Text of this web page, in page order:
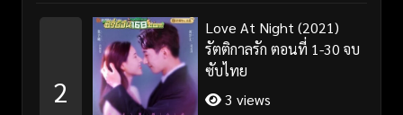
2
Love At Night (2021)
รัตติกาลรัก ตอนที่ 1-30 จบ
ซับไทย
3 views